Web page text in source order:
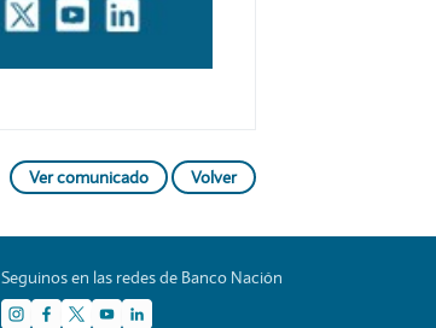
Ver comunicado Volver
Seguinos en las redes de Banco Nación